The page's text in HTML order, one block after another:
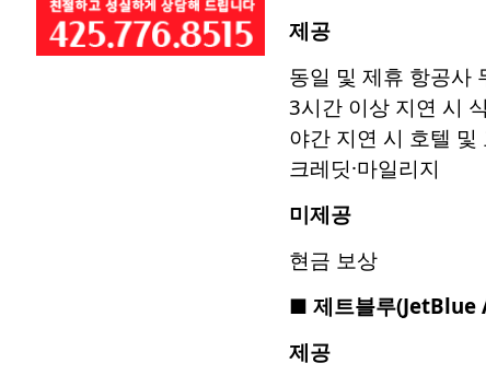
제공
동일 및 제휴 항공사
3시간 이상 지연 시
야간 지연 시 호텔 및
크레딧·마일리지
미제공
현금 보상
■ 제트블루(JetBlue
제공